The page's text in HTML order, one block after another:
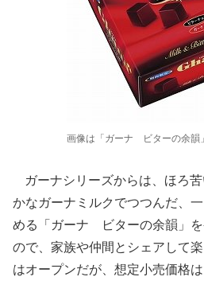
画像は「ガーナ ビターの余韻」
ガーナシリーズからは、ほろ
かなガーナミルクでつつんだ、
める「ガーナ ビターの余韻」
ので、家族や仲間とシェアして
はオープンだが、想定小売価格